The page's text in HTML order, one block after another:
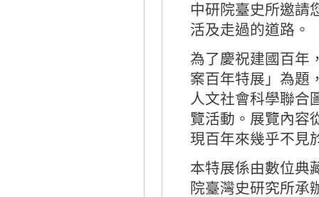
中研院臺史所邀請
活及走過的道路。
為了慶祝建國百年
案百年特展」為題
人文社會科學聯合
覽活動。展覽內容
現百年來幾乎不見
本特展係由數位典
院臺灣史研究所承